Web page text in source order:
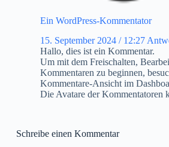
Ein WordPress-Kommentator
15. September 2024 / 12:27
Hallo, dies ist ein Kommentar.
Um mit dem Freischalten,
Kommentaren zu beginnen,
Kommentare-Ansicht im
Die Avatare der Kommentatoren
Schreibe einen Kommentar